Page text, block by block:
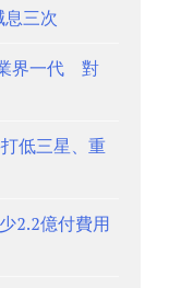
三次
界一代 對
低三星、重
2.2億付費用